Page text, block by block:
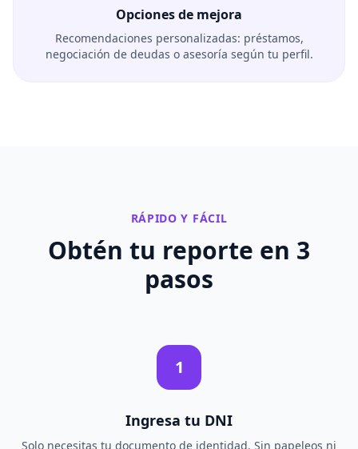
Opciones de mejora
Recomendaciones personalizadas: préstamos,
negociación de deudas o asesoría según tu perfil.
RÁPIDO Y FÁCIL
Obtén tu reporte en 3
pasos
1
Ingresa tu DNI
Solo necesitas tu documento de identidad. Sin papeleos ni